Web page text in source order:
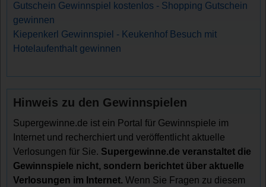
Gutschein Gewinnspiel kostenlos - Shopping Gutschein
gewinnen
Kiepenkerl Gewinnspiel - Keukenhof Besuch mit
Hotelaufenthalt gewinnen
Hinweis zu den Gewinnspielen
Supergewinne.de ist ein Portal für Gewinnspiele im
Internet und recherchiert und veröffentlicht aktuelle
Verlosungen für Sie. Supergewinne.de veranstaltet die
Gewinnspiele nicht, sondern berichtet über aktuelle
Verlosungen im Internet. Wenn Sie Fragen zu diesem